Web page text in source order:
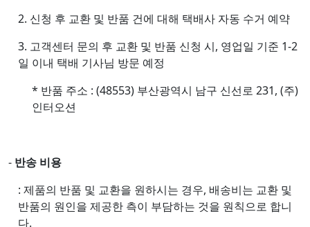
2. 신청 후 교환 및 반품 건에 대해 택배사 자동 수거 예약
3. 고객센터 문의 후 교환 및 반품 신청 시, 영업일 기준 1-2
일 이내 택배 기사님 방문 예정
* 반품 주소 : (48553) 부산광역시 남구 신선로 231, (주)
인터오션
- 반송 비용
: 제품의 반품 및 교환을 원하시는 경우, 배송비는 교환 및
반품의 원인을 제공한 측이 부담하는 것을 원칙으로 합니
다.